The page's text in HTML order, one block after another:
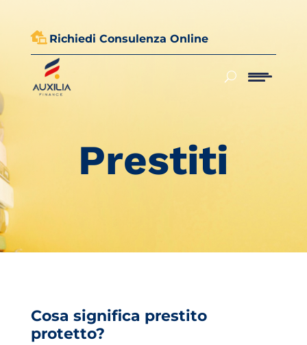
 Richiedi Consulenza Online
Prestiti
Cosa significa prestito
protetto?